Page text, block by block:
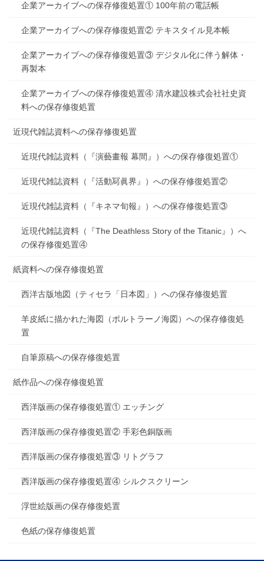
企業アーカイブへの保存修復処置① 100年前の電話帳
企業アーカイブへの保存修復処置② テキスタイル見本帳
企業アーカイブへの保存修復処置③ デジタル化に伴う解体・
再製本
企業アーカイブへの保存修復処置④ 清水建設株式会社社史資
料への保存修復処置
近現代雑誌資料への保存修復処置
近現代雑誌資料（『演藝畫報 幕間』）への保存修復処置①
近現代雑誌資料（『活動冩眞界』）への保存修復処置②
近現代雑誌資料（『キネマ旬報』）への保存修復処置③
近現代雑誌資料（『The Deathless Story of the Titanic』）へ
の保存修復処置④
紙資料への保存修復処置
西洋古版地図（ティセラ「日本図」）への保存修復処置
羊皮紙に描かれた海図（ポルトラーノ海図）への保存修復処
置
自筆原稿への保存修復処置
紙作品への保存修復処置
西洋版画の保存修復処置① エッチング
西洋版画の保存修復処置② 手彩色銅版画
西洋版画の保存修復処置③ リトグラフ
西洋版画の保存修復処置④ シルクスクリーン
浮世絵版画の保存修復処置
色紙の保存修復処置